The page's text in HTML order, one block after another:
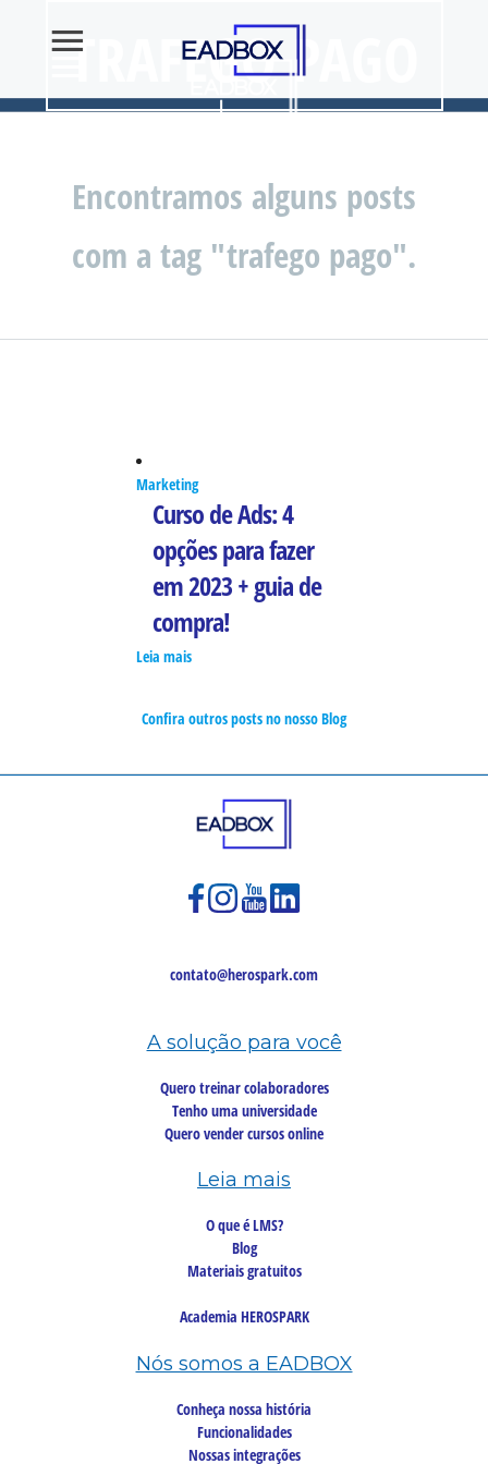
TRAFEGO PAGO
Encontramos alguns posts
com a tag "trafego pago".
Marketing
Curso de Ads: 4
opções para fazer
em 2023 + guia de
compra!
Leia mais
Confira outros posts no nosso Blog
contato@herospark.com
A solução para você
Quero treinar colaboradores
Tenho uma universidade
Quero vender cursos online
Leia mais
O que é LMS?
Blog
Materiais gratuitos
Academia HEROSPARK
Nós somos a EADBOX
Conheça nossa história
Funcionalidades
Nossas integrações